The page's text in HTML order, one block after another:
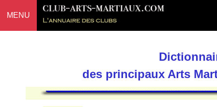
MENU
des principaux Arts